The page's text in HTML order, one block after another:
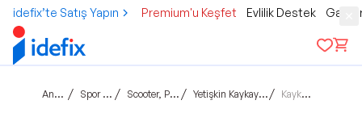
idefix’te Satış Yapın Premium'u Keşfet Evlilik Destek
Ana sayfa / Spor & Outdoor / Scooter, Paten, Kaykay / Yetişkin Kaykay ve Aksesuarları / Kaykay Rayları